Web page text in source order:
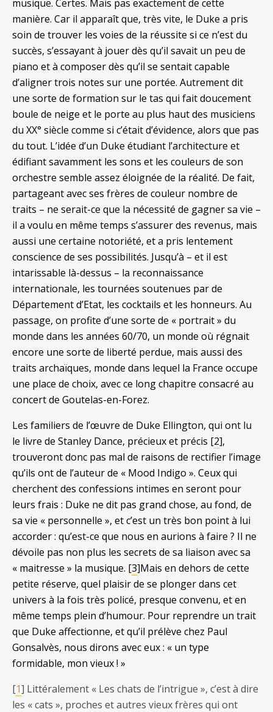
musique. Certes. Mais pas exactement de cette
manière. Car il apparaît que, très vite, le Duke a pris
soin de trouver les voies de la réussite si ce n’est du
succès, s’essayant à jouer dès qu’il savait un peu de
piano et à composer dès qu’il se sentait capable
d’aligner trois notes sur une portée. Autrement dit
une sorte de formation sur le tas qui fait doucement
boule de neige et le porte au plus haut des musiciens
du XX° siècle comme si c’était d’évidence, alors que pas
du tout. L’idée d’un Duke étudiant l’architecture et
édifiant savamment les sons et les couleurs de son
orchestre semble assez éloignée de la réalité. De fait,
partageant avec ses frères de couleur nombre de
traits – ne serait-ce que la nécessité de gagner sa vie –
il a voulu en même temps s’assurer des revenus, mais
aussi une certaine notoriété, et a pris lentement
conscience de ses possibilités. Jusqu’à – et il est
intarissable là-dessus – la reconnaissance
internationale, les tournées soutenues par de
Département d’Etat, les cocktails et les honneurs. Au
passage, on profite d’une sorte de « portrait » du
monde dans les années 60/70, un monde où régnait
encore une sorte de liberté perdue, mais aussi des
traits archaïques, monde dans lequel la France occupe
une place de choix, avec ce long chapitre consacré au
concert de Goutelas-en-Forez.
Les familiers de l’œuvre de Duke Ellington, qui ont lu
le livre de Stanley Dance, précieux et précis [2],
trouveront donc pas mal de raisons de rectifier l’image
qu’ils ont de l’auteur de « Mood Indigo ». Ceux qui
cherchent des confessions intimes en seront pour
leurs frais : Duke ne dit pas grand chose, au fond, de
sa vie « personnelle », et c’est un très bon point à lui
accorder : qu’est-ce que nous en aurions à faire ? Il ne
dévoile pas non plus les secrets de sa liaison avec sa
« maitresse » la musique. [3]Mais en dehors de cette
petite réserve, quel plaisir de se plonger dans cet
univers à la fois très policé, presque convenu, et en
même temps plein d’humour. Pour reprendre un trait
que Duke affectionne, et qu’il prélève chez Paul
Gonsalvès, nous dirons avec eux : « un type
formidable, mon vieux ! »
[1] Littéralement « Les chats de l’intrigue », c’est à dire
les « cats », proches et autres vieux frères qui ont